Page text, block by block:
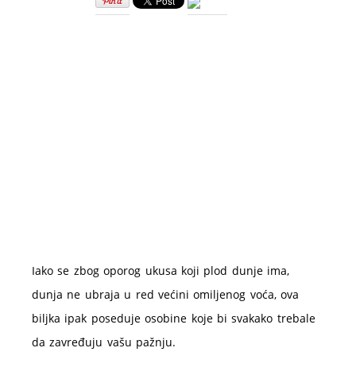
Iako se zbog oporog ukusa koji plod dunje ima,
dunja ne ubraja u red većini omiljenog voća, ova
biljka ipak poseduje osobine koje bi svakako trebale
da zavređuju vašu pažnju.